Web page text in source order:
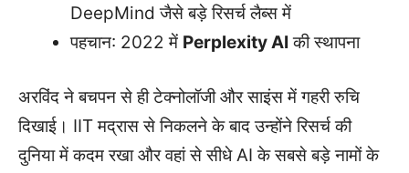
DeepMind जैसे बड़े रिसर्च लैब्स में
पहचान: 2022 में Perplexity AIकी स्थापना
अरविंद ने बचपन से ही टेक्नोलॉजी और साइंस में गहरी रुचि
दिखाई। IIT मद्रास से निकलने के बाद उन्होंने रिसर्च की
दुनिया में कदम रखा और वहां से सीधे AI के सबसे बड़े नामों के